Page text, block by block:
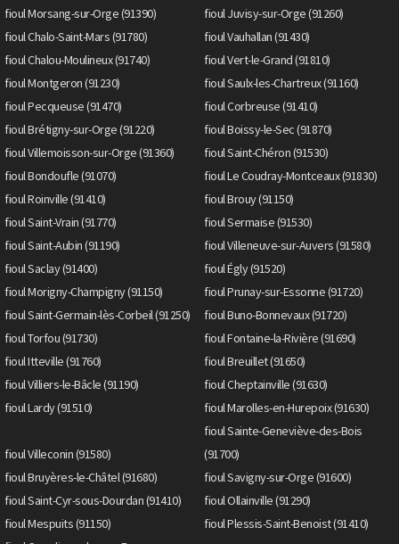
fioul Morsang-sur-Orge (91390)
fioul Juvisy-sur-Orge (91260)
fioul Chalo-Saint-Mars (91780)
fioul Vauhallan (91430)
fioul Chalou-Moulineux (91740)
fioul Vert-le-Grand (91810)
fioul Montgeron (91230)
fioul Saulx-les-Chartreux (91160)
fioul Pecqueuse (91470)
fioul Corbreuse (91410)
fioul Brétigny-sur-Orge (91220)
fioul Boissy-le-Sec (91870)
fioul Villemoisson-sur-Orge (91360)
fioul Saint-Chéron (91530)
fioul Bondoufle (91070)
fioul Le Coudray-Montceaux (91830)
fioul Roinville (91410)
fioul Brouy (91150)
fioul Saint-Vrain (91770)
fioul Sermaise (91530)
fioul Saint-Aubin (91190)
fioul Villeneuve-sur-Auvers (91580)
fioul Saclay (91400)
fioul Égly (91520)
fioul Morigny-Champigny (91150)
fioul Prunay-sur-Essonne (91720)
fioul Saint-Germain-lès-Corbeil (91250)
fioul Buno-Bonnevaux (91720)
fioul Torfou (91730)
fioul Fontaine-la-Rivière (91690)
fioul Itteville (91760)
fioul Breuillet (91650)
fioul Villiers-le-Bâcle (91190)
fioul Cheptainville (91630)
fioul Lardy (91510)
fioul Marolles-en-Hurepoix (91630)
fioul Villeconin (91580)
fioul Sainte-Geneviève-des-Bois
(91700)
fioul Bruyères-le-Châtel (91680)
fioul Savigny-sur-Orge (91600)
fioul Saint-Cyr-sous-Dourdan (91410)
fioul Ollainville (91290)
fioul Mespuits (91150)
fioul Plessis-Saint-Benoist (91410)